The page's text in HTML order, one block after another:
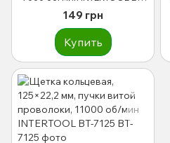
7150
149 грн
Купить